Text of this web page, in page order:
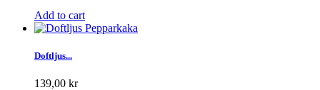
Add to cart
Doftljus...
139,00 kr